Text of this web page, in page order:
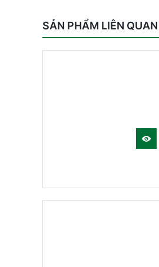
SẢN PHẨM LIÊN QUAN